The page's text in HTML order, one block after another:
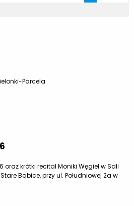
Parcela
oraz krótki recital Moniki Węgiel w Sali
Babice, przy ul. Południowej 2a w